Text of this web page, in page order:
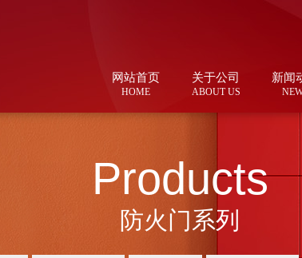
网站首页
HOME
关于公司
ABOUT US
新闻
Products
防火门系列